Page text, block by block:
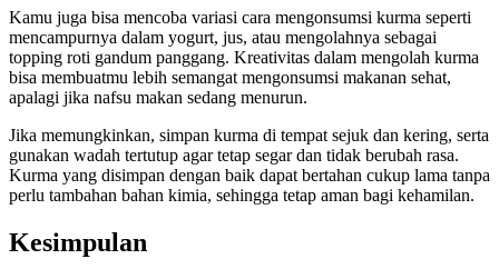
Kamu juga bisa mencoba variasi cara mengonsumsi kurma seperti
mencampurnya dalam yogurt, jus, atau mengolahnya sebagai
topping roti gandum panggang. Kreativitas dalam mengolah kurma
bisa membuatmu lebih semangat mengonsumsi makanan sehat,
apalagi jika nafsu makan sedang menurun.
Jika memungkinkan, simpan kurma di tempat sejuk dan kering, serta
gunakan wadah tertutup agar tetap segar dan tidak berubah rasa.
Kurma yang disimpan dengan baik dapat bertahan cukup lama tanpa
perlu tambahan bahan kimia, sehingga tetap aman bagi kehamilan.
Kesimpulan